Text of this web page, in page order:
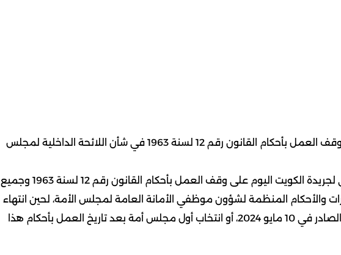
صدر مرسوم بقانون رقم 63 لسنة 2025 بوقف العمل بأحكام القانون رقم 12 لسنة 1963 في شأن اللائحة الداخلية لمجلس
ونص المرسوم الذي نشر في ملحق رسمي لجريدة الكويت اليوم على وقف العمل بأحكام القانون رقم 12 لسنة 1963 وجميع
والأحكام المنظمة لشؤون موظفي الأمانة العامة لمجلس الأمة، لحين انتهاء
المدة المنصوص عليها في الأمر الأميري الصادر في 10 مايو 2024، أو انتخاب أول مجلس أمة بعد تاريخ العمل بأحكام هذا